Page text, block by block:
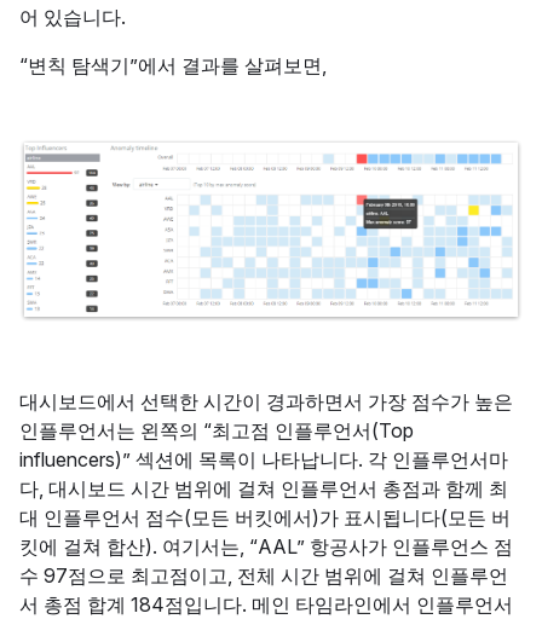
어 있습니다.
“변칙 탐색기”에서 결과를 살펴보면,
대시보드에서 선택한 시간이 경과하면서 가장 점수가 높은
인플루언서는 왼쪽의 “최고점 인플루언서(Top
influencers)” 섹션에 목록이 나타납니다. 각 인플루언서마
다, 대시보드 시간 범위에 걸쳐 인플루언서 총점과 함께 최
대 인플루언서 점수(모든 버킷에서)가 표시됩니다(모든 버
킷에 걸쳐 합산). 여기서는, “AAL” 항공사가 인플루언스 점
수 97점으로 최고점이고, 전체 시간 범위에 걸쳐 인플루언
서 총점 합계 184점입니다. 메인 타임라인에서 인플루언서